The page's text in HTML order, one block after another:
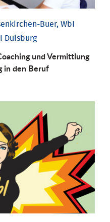
Buer, WbI
Duisburg
und Vermittlung
in den Beruf